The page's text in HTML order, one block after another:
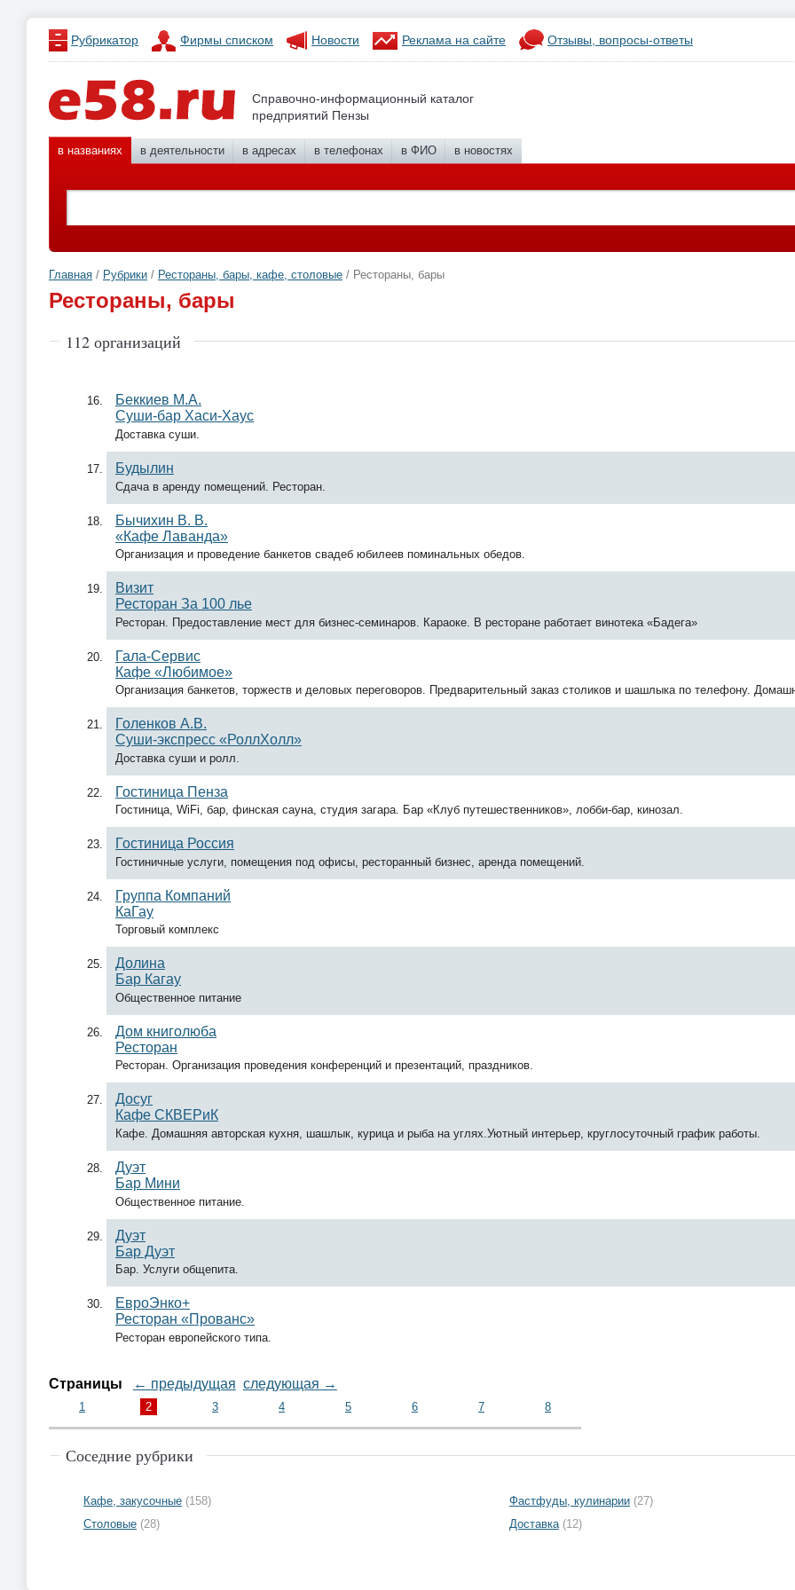
Рубрикатор Фирмы списком Новости Реклама на сайте Отзывы, вопросы-ответы
Справочно-информационный каталог
предприятий Пензы
в названиях в деятельности в адресах в телефонах в ФИО в новостях
Главная / Рубрики / Рестораны, бары, кафе, столовые / Рестораны, бары
Рестораны, бары
112 организаций
Беккиев М.А.
Суши-бар Хаси-Хаус
Доставка суши.
Будылин
Сдача в аренду помещений. Ресторан.
Бычихин В. В.
«Кафе Лаванда»
Организация и проведение банкетов свадеб юбилеев поминальных обедов.
Визит
Ресторан За 100 лье
Ресторан. Предоставление мест для бизнес-семинаров. Караоке. В ресторане работает винотека «Бадега»
Гала-Сервис
Кафе «Любимое»
Организация банкетов, торжеств и деловых переговоров. Предварительный заказ столиков и шашлыка по телефону.
Голенков А.В.
Суши-экспресс «РоллХолл»
Доставка суши и ролл.
Гостиница Пенза
Гостиница, WiFi, бар, финская сауна, студия загара. Бар «Клуб путешественников», лобби-бар, кинозал.
Гостиница Россия
Гостиничные услуги, помещения под офисы, ресторанный бизнес, аренда помещений.
Группа Компаний
КаГау
Торговый комплекс
Долина
Бар Кагау
Общественное питание
Дом книголюба
Ресторан
Ресторан. Организация проведения конференций и презентаций, праздников.
Досуг
Кафе СКВЕРиК
Кафе. Домашняя авторская кухня, шашлык, курица и рыба на углях.Уютный интерьер, круглосуточный график работы.
Дуэт
Бар Мини
Общественное питание.
Дуэт
Бар Дуэт
Бар. Услуги общепита.
ЕвроЭнко+
Ресторан «Прованс»
Ресторан европейского типа.
Страницы ← предыдущая следующая →
1 2 3 4 5 6 7 8
Соседние рубрики
Кафе, закусочные (158)
Столовые (28)
Фастфуды, кулинарии (27)
Доставка (12)